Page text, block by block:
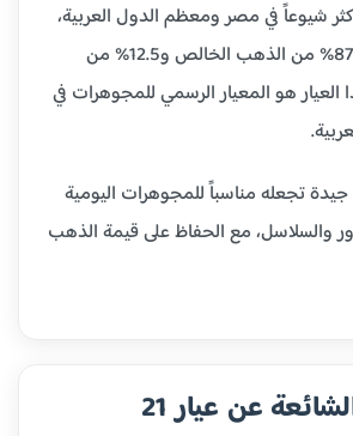
الأكثر شيوعاً في مصر ومعظم الدول العربية،
حيث يحتوي على 87.5% من الذهب الخالص و12.5% من
العيار هو المعيار الرسمي للمجوهرات في
21 بمتانة جيدة تجعله مناسباً للمجوهرات اليومية
والسلاسل، مع الحفاظ على قيمة الذهب
عن عيار 21